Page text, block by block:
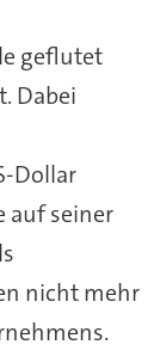
geflutet
Dabei
Dollar
auf seiner
nicht mehr